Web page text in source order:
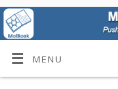
MENU